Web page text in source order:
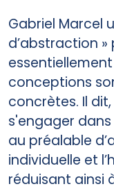
Gabriel Marcel
d’abstraction
conceptions
concrètes. Il
s'engager dans
au préalable
individuelle et
réduisant ainsi